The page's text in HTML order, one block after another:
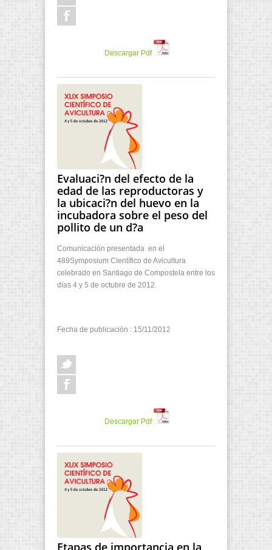
Descargar Pdf
Evaluaci?n del efecto de la
edad de las reproductoras y
la ubicaci?n del huevo en la
incubadora sobre el peso del
pollito de un d?a
Comunicación presentada en el
489Symposium Científico de Avicultura
celebrado en Santiago de Compostela entre los
días 4 y 5 de octubre de 2012.
Fecha de publicación : 15/11/2012
Descargar Pdf